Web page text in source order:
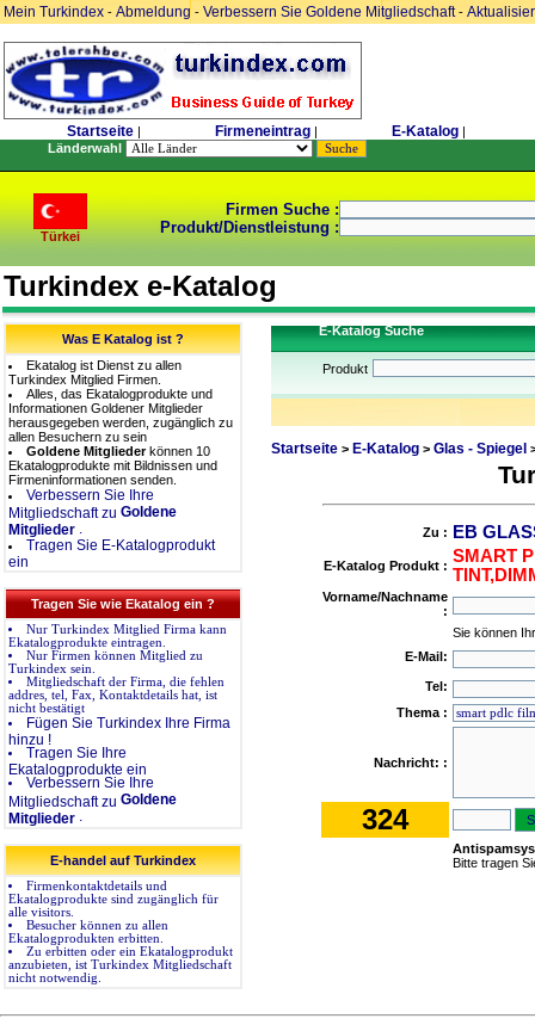
Mein Turkindex - Abmeldung - Verbessern Sie Goldene Mitgliedschaft-
Startseite | Firmeneintrag | E-Katalog |
Länderwahl
Türkei
Firmen Suche :
Produkt/Dienstleistung :
Turkindex e-Katalog
Was E Katalog ist ?
Ekatalog ist Dienst zu allen
Turkindex Mitglied Firmen.
Alles, das Ekatalogprodukte und
Informationen Goldener Mitglieder
herausgegeben werden, zugänglich zu
allen Besuchern zu sein
Goldene Mitgliederkönnen 10
Ekatalogprodukte mit Bildnissen und
Firmeninformationen senden.
Verbessern Sie Ihre
Mitgliedschaft zu Goldene
Mitglieder .
Tragen Sie E-Katalogprodukt
ein
Tragen Sie wie Ekatalog ein ?
Nur Turkindex Mitglied Firma kann
Ekatalogprodukte eintragen.
Nur Firmen können Mitglied zu
Turkindex sein.
Mitgliedschaft der Firma, die fehlen
addres, tel, Fax, Kontaktdetails hat, ist
nicht bestätigt
Fügen Sie Turkindex Ihre Firma
hinzu !
Tragen Sie Ihre
Ekatalogprodukte ein
Verbessern Sie Ihre
Mitgliedschaft zu Goldene
Mitglieder .
E-handel auf Turkindex
Firmenkontaktdetails und
Ekatalogprodukte sind zugänglich für
alle visitors.
Besucher können zu allen
Ekatalogprodukten erbitten.
Zu erbitten oder ein Ekatalogprodukt
anzubieten, ist Turkindex Mitgliedschaft
nicht notwendig.
E-Katalog Suche
Produkt
Startseite > E-Katalog> Glas - Spiegel
Zu : EB
E-Katalog Produkt : SMART
Vorname/Nachname
:
Sie können
E-Mail:
Tel:
Thema :
Nachricht: :
324
Bitte tragen